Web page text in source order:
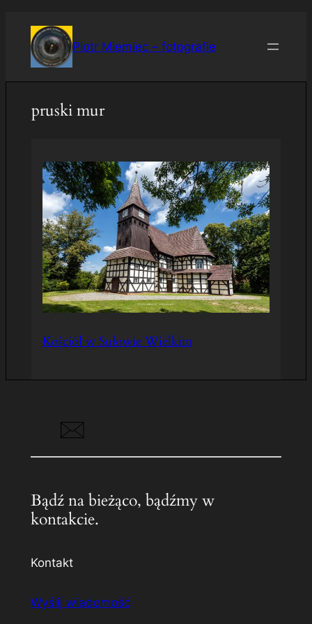
treści
Piotr Miemiec – fotografie
pruski mur
Kościół w Sułowie Wielkim
Bądź na bieżąco, bądźmy w
kontakcie.
Kontakt
Wyślij wiadomość